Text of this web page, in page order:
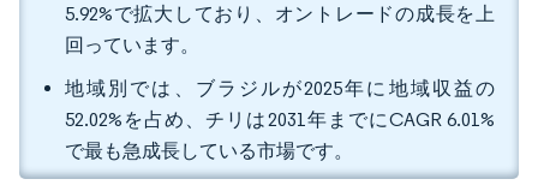
5.92%で拡大しており、オントレードの成長を上
回っています。
地域別では、ブラジルが2025年に地域収益の
52.02%を占め、チリは2031年までにCAGR 6.01%
で最も急成長している市場です。